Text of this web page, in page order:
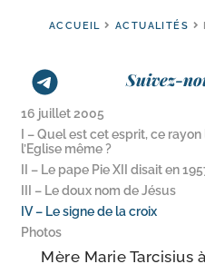
ACCUEIL ACTUALITÉS
Suivez-
16 juillet 2005
I – Quel est cet esprit, ce
l’Eglise même ?
II – Le pape Pie XII disait en
III – Le doux nom de Jésus
IV – Le signe de la croix
Photos
Mère Marie Tarcisius